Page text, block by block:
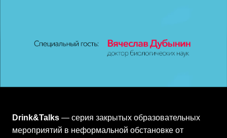
Drink&Talks — серия закрытых образовательных
мероприятий в неформальной обстановке от